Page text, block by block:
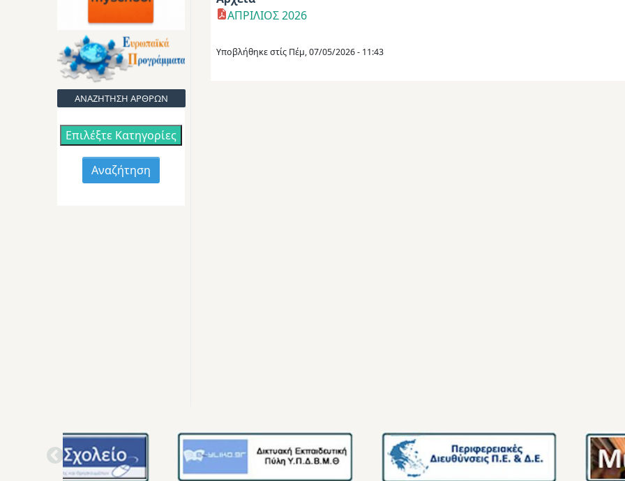
ΑΝΑΖΗΤΗΣΗ ΑΡΘΡΩΝ
Επιλέξτε Κατηγορίες
ΑΠΡΙΛΙΟΣ 2026
Υποβλήθηκε στίς Πέμ, 07/05/2026 - 11:43